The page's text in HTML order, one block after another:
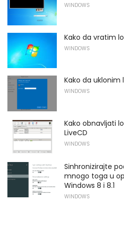
WINDOWS
Kako da vratim
WINDOWS
Kako da uklonim
WINDOWS
Kako obnavljati
LiveCD
WINDOWS
Sinhronizirajte
mnogo toga u
Windows 8 i 8.1
WINDOWS